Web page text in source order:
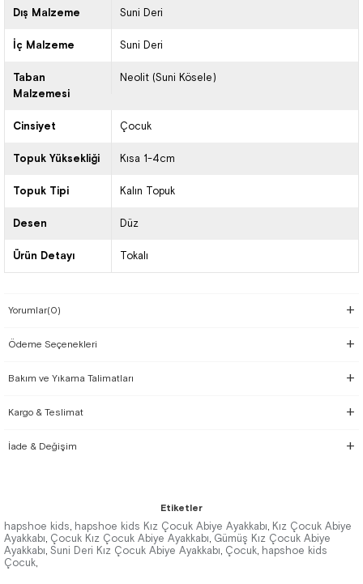
Dış Malzeme Suni Deri
İç Malzeme Suni Deri
Taban
Malzemesi
Neolit (Suni Kösele)
Cinsiyet Çocuk
Topuk Yüksekliği Kısa 1-4cm
Topuk Tipi Kalın Topuk
Desen Düz
Ürün Detayı Tokalı
Yorumlar(0)
Ödeme Seçenekleri
Bakım ve Yıkama Talimatları
Kargo & Teslimat
İade & Değişim
Etiketler
hapshoe kids, hapshoe kids Kız Çocuk Abiye Ayakkabı, Kız Çocuk Abiye
Ayakkabı, Çocuk Kız Çocuk Abiye Ayakkabı, Gümüş Kız Çocuk Abiye
Ayakkabı, Suni Deri Kız Çocuk Abiye Ayakkabı, Çocuk, hapshoe kids
Çocuk,